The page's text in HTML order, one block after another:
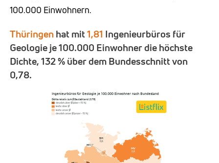
100.000 Einwohnern.
Thüringen hat mit1,81 Ingenieurbüros für
Geologie je 100.000 Einwohner die höchste
Dichte, 132 % über dem Bundesschnitt von
0,78.
Ingenieurbüros für Geologie je 100.000 Einwohner nach Bundesland
Dichte relativ zum Ø Deutschland (0,78)
deutlich über Ø (über +15 %)
leicht über Ø
leicht unter Ø
deutlich unter Ø (unter −15 %)
MV
0,8
SH
0,6
HH0,7